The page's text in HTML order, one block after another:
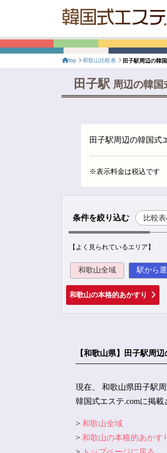
top 和歌山比較表 田子駅周辺の韓
田子駅 周辺の韓国
田子駅周辺の韓国式
※表示料金は税込です
条件を絞り込む 比較
【よく見られているエリア】
和歌山全域 駅から
和歌山の本格的あかすり
【和歌山県】田子駅周
現在、 和歌山県田子駅
韓国式エステ.comに掲
> 和歌山全域
> 和歌山の本格的あかす